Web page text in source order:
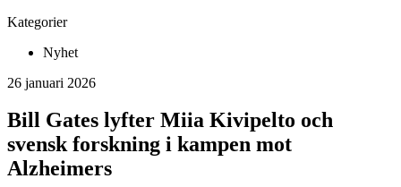
Kategorier
Nyhet
26 januari 2026
Bill Gates lyfter Miia Kivipelto och
svensk forskning i kampen mot
Alzheimers